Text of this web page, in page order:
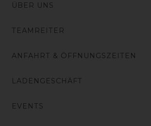
ÜBER UNS
TEAMREITER
ANFAHRT & ÖFFNUNGSZEITEN
LADENGESCHÄFT
EVENTS